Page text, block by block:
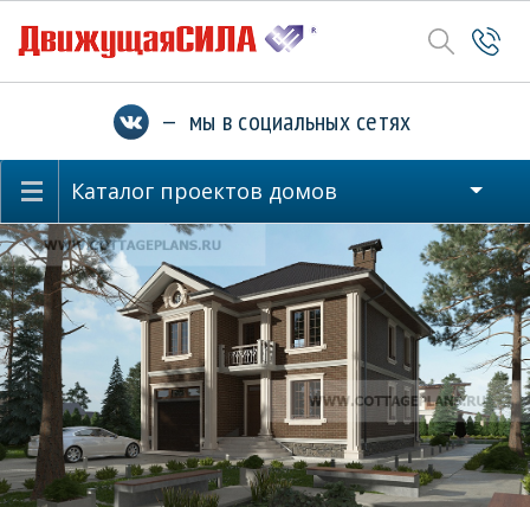
— мы в социальных сетях
Каталог проектов домов